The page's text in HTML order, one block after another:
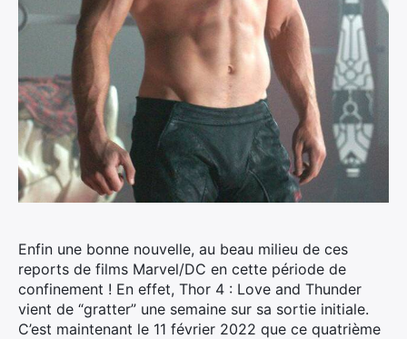
Enfin une bonne nouvelle, au beau milieu de ces
reports de films Marvel/DC en cette période de
confinement ! En effet, Thor 4 : Love and Thunder
vient de “gratter” une semaine sur sa sortie initiale.
C’est maintenant le 11 février 2022 que ce quatrième